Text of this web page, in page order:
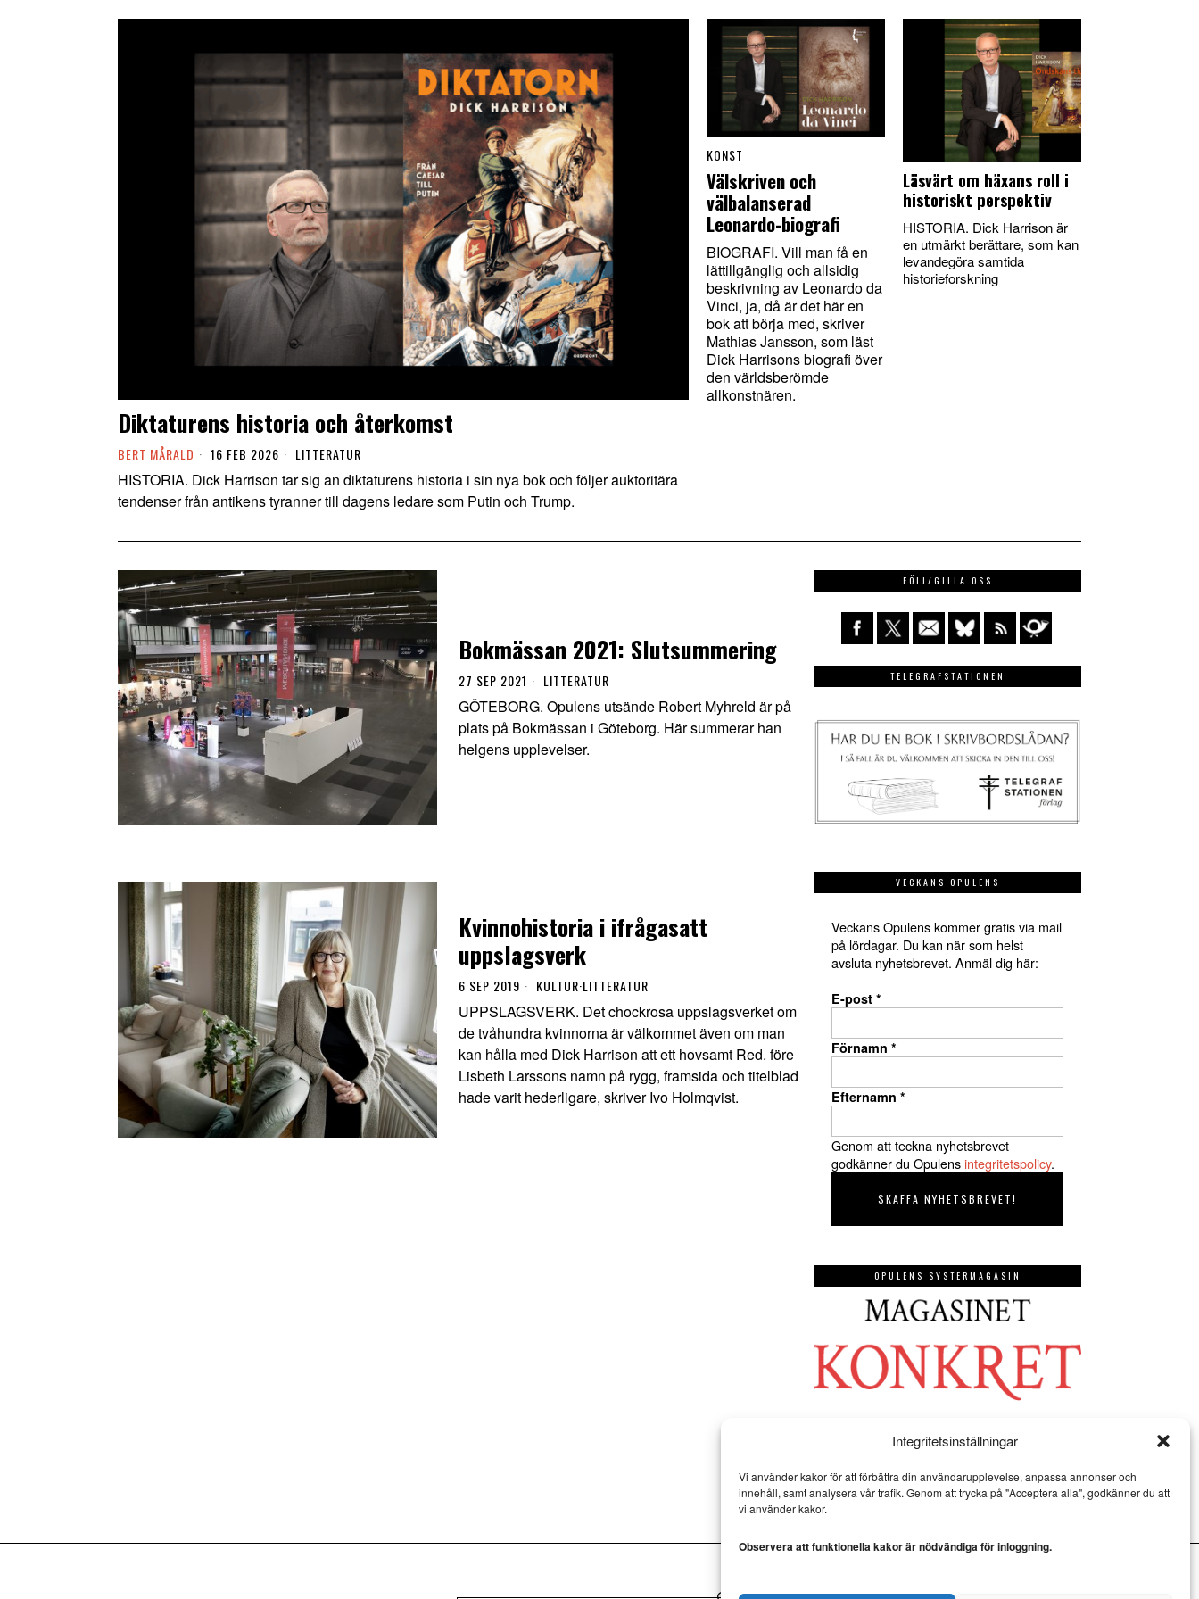
Integritetsinställningar
Vi använder kakor för att förbättra din användarupplevelse, anpassa annonser och
innehåll, samt analysera vår trafik. Genom att trycka på "Acceptera alla", godkänner du att
vi använder kakor.
Observera att funktionella kakor är nödvändiga för inloggning.
Diktaturens historia och återkomst
BERT MÅRALD 16 FEB 2026 LITTERATUR
HISTORIA. Dick Harrison tar sig an diktaturens historia i sin nya bok och följer auktoritära
tendenser från antikens tyranner till dagens ledare som Putin och Trump.
KONST
Välskriven och
välbalanserad
Leonardo-biografi
BIOGRAFI. Vill man få en
lättillgänglig och allsidig
beskrivning av Leonardo da
Vinci, ja, då är det här en
bok att börja med, skriver
Mathias Jansson, som läst
Dick Harrisons biografi över
den världsberömde
allkonstnären.
Läsvärt om häxans roll i
historiskt perspektiv
HISTORIA. Dick Harrison är
en utmärkt berättare, som kan
levandegöra samtida
historieforskning
Bokmässan 2021: Slutsummering
27 SEP 2021 LITTERATUR
GÖTEBORG. Opulens utsände Robert Myhreld är på
plats på Bokmässan i Göteborg. Här summerar han
helgens upplevelser.
Kvinnohistoria i ifrågasatt
uppslagsverk
6 SEP 2019 KULTUR·LITTERATUR
UPPSLAGSVERK. Det chockrosa uppslagsverket om
de tvåhundra kvinnorna är välkommet även om man
kan hålla med Dick Harrison att ett hovsamt Red. före
Lisbeth Larssons namn på rygg, framsida och titelblad
hade varit hederligare, skriver Ivo Holmqvist.
FÖLJ/GILLA OSS
TELEGRAFSTATIONEN
VECKANS OPULENS
Veckans Opulens kommer gratis via mail
på lördagar. Du kan när som helst
avsluta nyhetsbrevet. Anmäl dig här:
E-post *
Förnamn *
Efternamn *
Genom att teckna nyhetsbrevet
godkänner du Opulensintegritetspolicy.
OPULENS SYSTERMAGASIN